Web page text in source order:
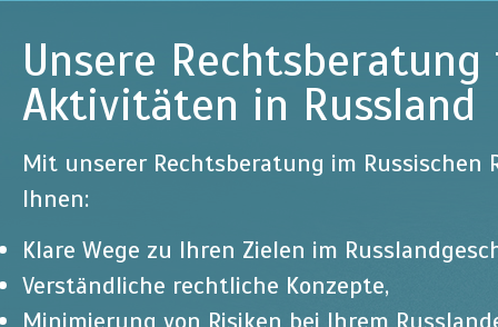
Unsere
Aktivitäten in Russland
Mit unserer Rechtsberatung im Russischen
Ihnen:
Klare Wege zu Ihren Zielen im
Verständliche rechtliche Konzepte,